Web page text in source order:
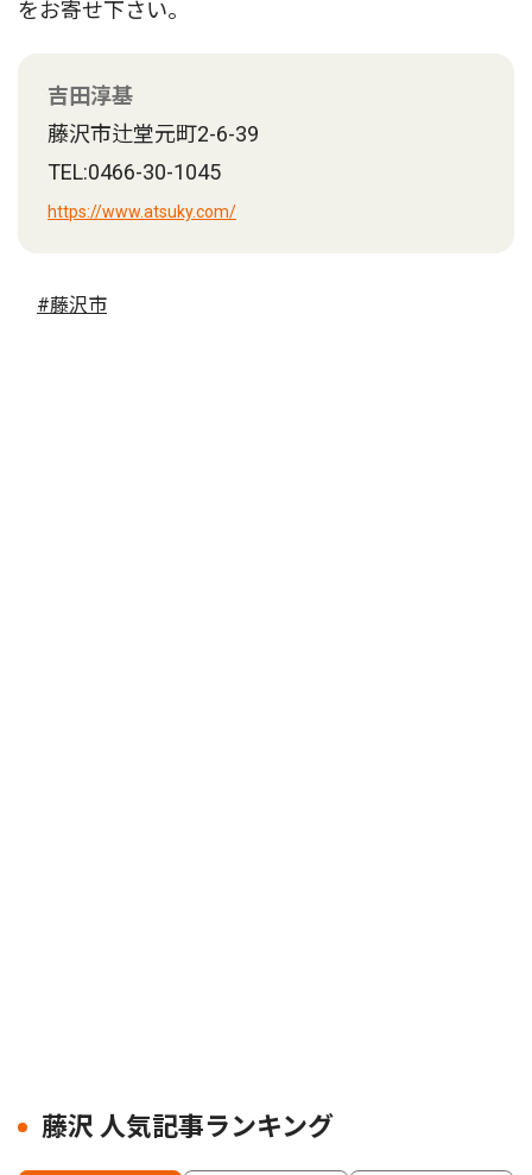
をお寄せ下さい。
吉田淳基
藤沢市辻堂元町2-6-39
TEL:0466-30-1045
https://www.atsuky.com/
#藤沢市
藤沢 人気記事ランキング